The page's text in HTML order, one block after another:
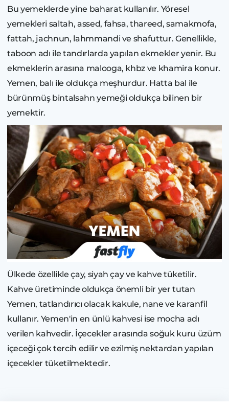
Bu yemeklerde yine baharat kullanılır. Yöresel
yemekleri saltah, assed, fahsa, thareed, samakmofa,
fattah, jachnun, lahmmandi ve shafuttur. Genellikle,
taboon adı ile tandırlarda yapılan ekmekler yenir. Bu
ekmeklerin arasına malooga, khbz ve khamira konur.
Yemen, balı ile oldukça meşhurdur. Hatta bal ile
bürünmüş bintalsahn yemeği oldukça bilinen bir
yemektir.
Ülkede özellikle çay, siyah çay ve kahve tüketilir.
Kahve üretiminde oldukça önemli bir yer tutan
Yemen, tatlandırıcı olacak kakule, nane ve karanfil
kullanır. Yemen'in en ünlü kahvesi ise mocha adı
verilen kahvedir. İçecekler arasında soğuk kuru üzüm
içeceği çok tercih edilir ve ezilmiş nektardan yapılan
içecekler tüketilmektedir.